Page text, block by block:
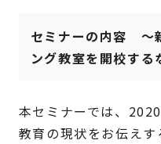
セミナーの内容 ～
ング教室を開校す
本セミナーでは、
教育の現状をお伝え